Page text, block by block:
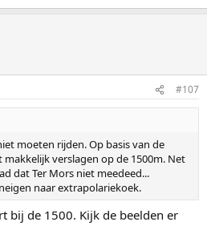
#107
moeten rijden. Op basis van de
makkelijk verslagen op de 1500m. Net
dat Ter Mors niet meedeed...
naar extrapolariekoek.
bij de 1500. Kijk de beelden er